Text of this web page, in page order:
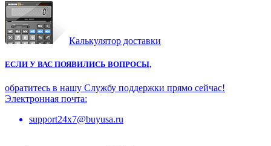
Калькулятор доставки
ЕСЛИ У ВАС ПОЯВИЛИСЬ ВОПРОСЫ,
обратитесь в нашу Службу поддержки прямо сейчас!
Электронная почта:
support24x7@buyusa.ru